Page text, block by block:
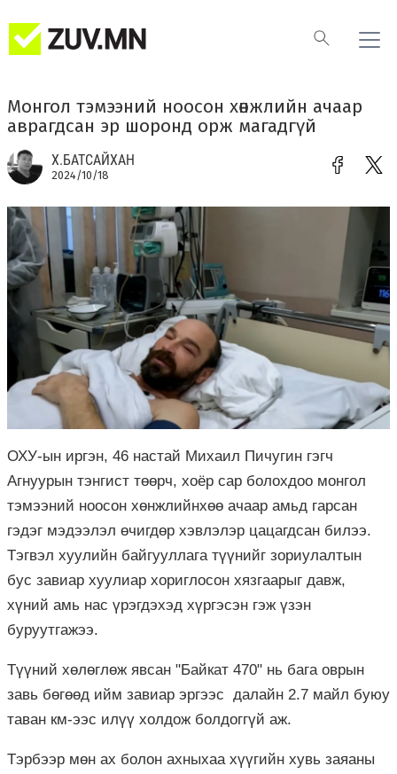
Монгол тэмээний ноосон хөнжлийн ачаар
аврагдсан эр шоронд орж магадгүй
Х.БАТСАЙХАН
2024/10/18
ОХУ-ын иргэн, 46 настай Михаил Пичугин гэгч
Агнуурын тэнгист төөрч, хоёр сар болохдоо монгол
тэмээний ноосон хөнжлийнхөө ачаар амьд гарсан
гэдэг мэдээлэл өчигдөр хэвлэлэр цацагдсан билээ.
Тэгвэл хуулийн байгууллага түүнийг зориулалтын
бус завиар хуулиар хориглосон хязгаарыг давж,
хүний амь нас үрэгдэхэд хүргэсэн гэж үзэн
буруутгажээ.
Түүний хөлөглөж явсан "Байкат 470" нь бага оврын
завь бөгөөд ийм завиар эргээс далайн 2.7 майл буюу
таван км-ээс илүү холдож болдоггүй аж.
Тэрбээр мөн ах болон ахныхаа хүүгийн хувь заяаны